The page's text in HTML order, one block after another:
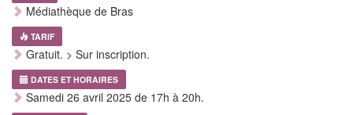
Médiathèque de Bras
TARIF
Gratuit. > Sur inscription.
DATES ET HORAIRES
Samedi 26 avril 2025 de 17h à 20h.